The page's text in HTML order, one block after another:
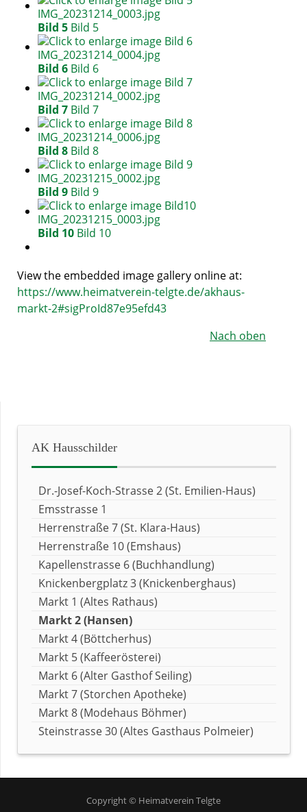
Bild 5 Bild 5
Bild 6 Bild 6
Bild 7 Bild 7
Bild 8 Bild 8
Bild 9 Bild 9
Bild 10 Bild 10
View the embedded image gallery online at:
https://www.heimatverein-telgte.de/akhaus-
markt-2#sigProId87e95efd43
Nach oben
AK Hausschilder
Dr.-Josef-Koch-Strasse 2 (St. Emilien-Haus)
Emsstrasse 1
Herrenstraße 7 (St. Klara-Haus)
Herrenstraße 10 (Emshaus)
Kapellenstrasse 6 (Buchhandlung)
Knickenbergplatz 3 (Knickenberghaus)
Markt 1 (Altes Rathaus)
Markt 2 (Hansen)
Markt 4 (Böttcherhus)
Markt 5 (Kaffeerösterei)
Markt 6 (Alter Gasthof Seiling)
Markt 7 (Storchen Apotheke)
Markt 8 (Modehaus Böhmer)
Steinstrasse 30 (Altes Gasthaus Polmeier)
Copyright © Heimatverein Telgte